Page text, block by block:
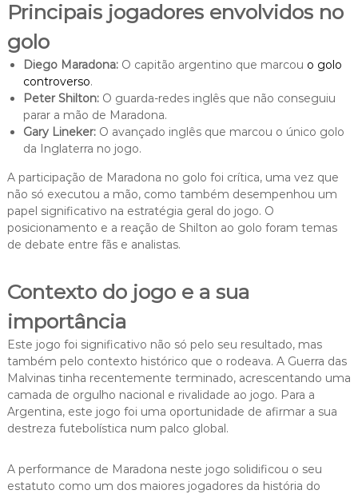
Principais jogadores envolvidos no
golo
Diego Maradona:O capitão argentino que marcou o golo
controverso.
Peter Shilton:O guarda-redes inglês que não conseguiu
parar a mão de Maradona.
Gary Lineker:O avançado inglês que marcou o único golo
da Inglaterra no jogo.
A participação de Maradona no golo foi crítica, uma vez que
não só executou a mão, como também desempenhou um
papel significativo na estratégia geral do jogo. O
posicionamento e a reação de Shilton ao golo foram temas
de debate entre fãs e analistas.
Contexto do jogo e a sua
importância
Este jogo foi significativo não só pelo seu resultado, mas
também pelo contexto histórico que o rodeava. A Guerra das
Malvinas tinha recentemente terminado, acrescentando uma
camada de orgulho nacional e rivalidade ao jogo. Para a
Argentina, este jogo foi uma oportunidade de afirmar a sua
destreza futebolística num palco global.
A performance de Maradona neste jogo solidificou o seu
estatuto como um dos maiores jogadores da história do